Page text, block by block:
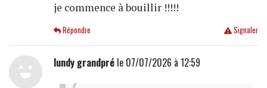
je commence à bouillir !!!!!
Signaler
Répondre
lundy grandpréle 07/07/2026 à 12:59